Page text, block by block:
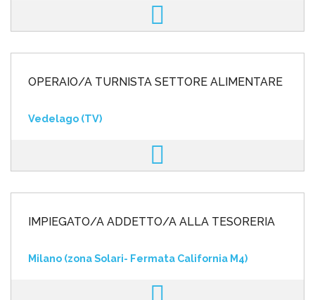
OPERAIO/A TURNISTA SETTORE ALIMENTARE
Vedelago (TV)
IMPIEGATO/A ADDETTO/A ALLA TESORERIA
Milano (zona Solari- Fermata California M4)